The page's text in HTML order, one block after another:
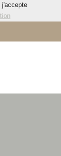
j'accepte